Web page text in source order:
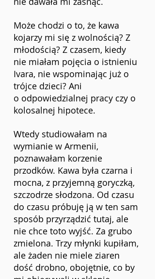
Może chodzi o to, że kawa
kojarzy mi się z wolnością? Z
młodością? Z czasem, kiedy
nie miałam pojęcia o istnieniu
Ivara, nie wspominając już o
trójce dzieci? Ani
o odpowiedzialnej pracy czy o
kolosalnej hipotece.
Wtedy studiowałam na
wymianie w Armenii,
poznawałam korzenie
przodków. Kawa była czarna i
mocna, z przyjemną goryczką,
szczodrze słodzona. Od czasu
do czasu próbuję ją w ten sam
sposób przyrządzić tutaj, ale
nie chce toto wyjść. Za grubo
zmielona. Trzy młynki kupiłam,
ale żaden nie miele ziaren
dość drobno, obojętnie, co by